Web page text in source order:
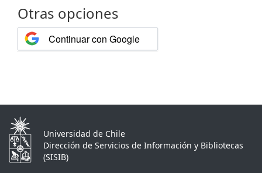
Otras opciones
Continuar con Google
Universidad de Chile
Dirección de Servicios de Información y Bibliotecas
(SISIB)